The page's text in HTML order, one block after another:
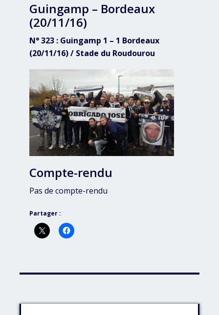
Guingamp – Bordeaux
(20/11/16)
N° 323 : Guingamp 1 – 1 Bordeaux
(20/11/16) / Stade du Roudourou
Compte-rendu
Pas de compte-rendu
Partager :